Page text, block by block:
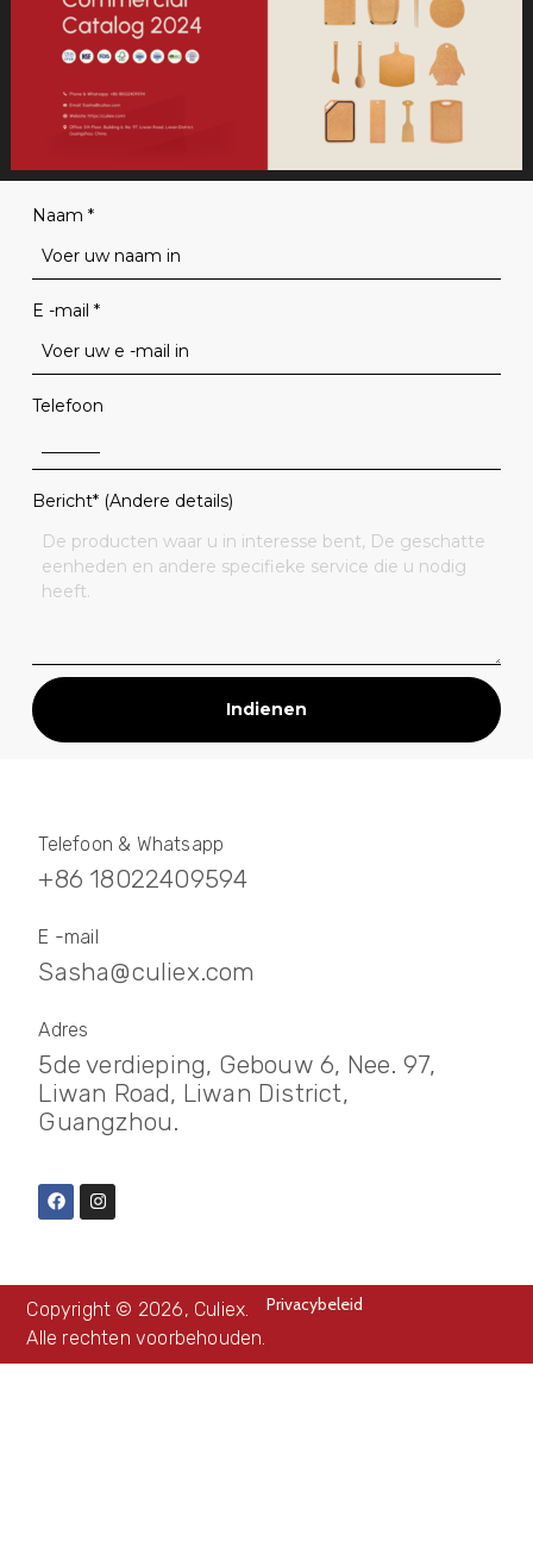
Naam *
E -mail *
Telefoon
Bericht* (Andere details)
Indienen
Telefoon & Whatsapp
+86 18022409594
E -mail
Sasha@culiex.com
Adres
5de verdieping, Gebouw 6, Nee. 97,
Liwan Road, Liwan District,
Guangzhou.
Copyright © 2026, Culiex.
Alle rechten voorbehouden.
Privacybeleid